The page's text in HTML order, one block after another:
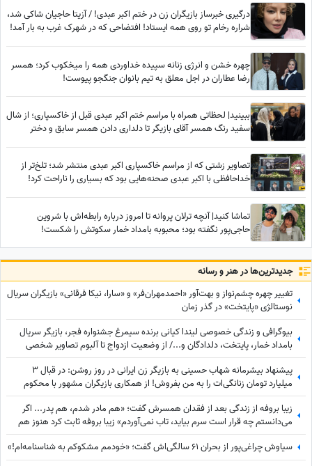
درگیری خبرساز بازیگران زن در ختم اکبر عبدی! / آزیتا حاجیان شاکی شد،
شراره رخام تو روی همه ایستاد! افتضاحی که در شهرک غرب به بار آمد!
چهره خشن و انرژی زنانه سپیده خداوردی همه را میخکوب کرد؛ همسر
رضا عطاران در اجل معلق به تیم بانوان جنگجو پیوست!
ببینید| لحظاتی همراه با مراسم ختم اکبر عبدی قبل از خاکسپاری؛ از شال
سفید رنگ همسر آقای بازیگر تا دلداری دادن همسر سابق و دختر
تصاویر زشتی که از مراسم خاکسپاری اکبر عبدی منتشر شد؛ تلخ‌تر از
خداحافظی با اکبر عبدی صحنه‌هایی بود که بسیاری را ناراحت کرد!
تماشا کنید| آنچه ترلان پروانه تا امروز درباره رابطه‌اش با شروین
حاجی‌پور نگفته بود؛ محبوبه بامداد خمار سکوتش را شکست!
جدید‌ترین‌ها در هنر و رسانه
تغییر چهره چشم‌نواز و بهت‌آور «احمدمهران‌فر» و «سارا، نیکا فرقانی» بازیگران سریال
نوستالژی «پایتخت» در گذر زمان
بیوگرافی و زندگی خصوصی لیندا کیانی برنده سیمرغ جشنواره فجر، بازیگر سریال
بامداد خمار، پایتخت، دلدادگان و.../ از وضعیت ازدواج تا آلبوم تصاویر شخصی
پیشنهاد بیشرمانه شهاب حسینی به بازیگر زن ایرانی در روز روشن: در قبال 3
میلیارد تومان زنانگی‌ات را به من بفروش! از همکاری بازیگران مشهور با محکوم
فساد اقتصادی تا...
زیبا بروفه از زندگی بعد از فقدان همسرش گفت؛ «هم مادر شدم، هم پدر... اگر
می‌دانستم چه قرار است سرم بیاید، تاب نمی‌آوردم» زیبا بروفه ثابت کرد هنوز هم
آدم وفادار پیدا میشه
سیاوش چراغی‌پور از بحران 61 سالگی‌اش گفت؛ «خودمم مشکوکم به شناسنامه‌ام!»